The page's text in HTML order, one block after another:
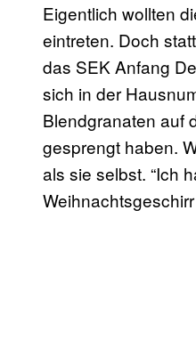
Eigentlich wollten
eintreten. Doch
das SEK Anfang
sich in der
Blendgranaten auf
gesprengt haben.
als sie selbst. “Ich